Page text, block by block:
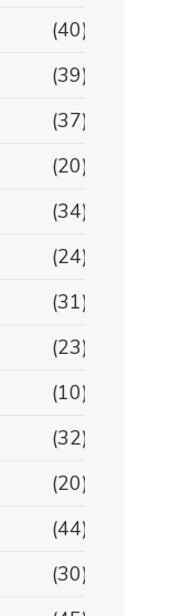
(40)
(39)
(37)
(20)
(34)
(24)
(31)
(23)
(10)
(32)
(20)
(44)
(30)